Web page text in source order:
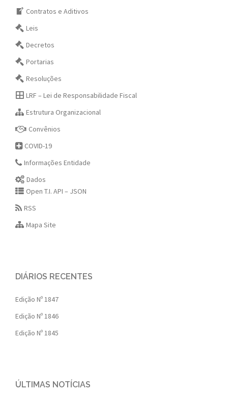
Contratos e Aditivos
Leis
Decretos
Portarias
Resoluções
LRF – Lei de Responsabilidade Fiscal
Estrutura Organizacional
Convênios
COVID-19
Informações Entidade
Dados
Open T.I. API – JSON
RSS
Mapa Site
DIÁRIOS RECENTES
Edição Nº 1847
Edição Nº 1846
Edição Nº 1845
ÚLTIMAS NOTÍCIAS